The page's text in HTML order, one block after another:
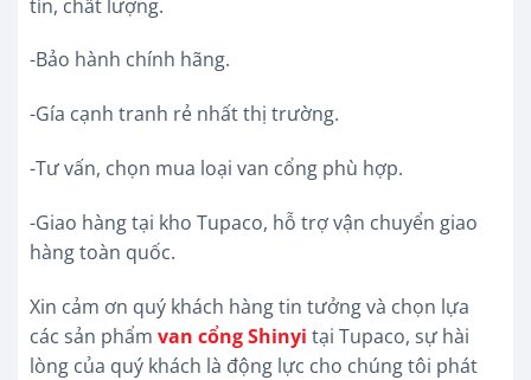
tín, chất lượng.
-Bảo hành chính hãng.
-Gía cạnh tranh rẻ nhất thị trường.
-Tư vấn, chọn mua loại van cổng phù hợp.
-Giao hàng tại kho Tupaco, hỗ trợ vận chuyển giao
hàng toàn quốc.
Xin cảm ơn quý khách hàng tin tưởng và chọn lựa
các sản phẩm van cổng Shinyi tại Tupaco, sự hài
lòng của quý khách là động lực cho chúng tôi phát